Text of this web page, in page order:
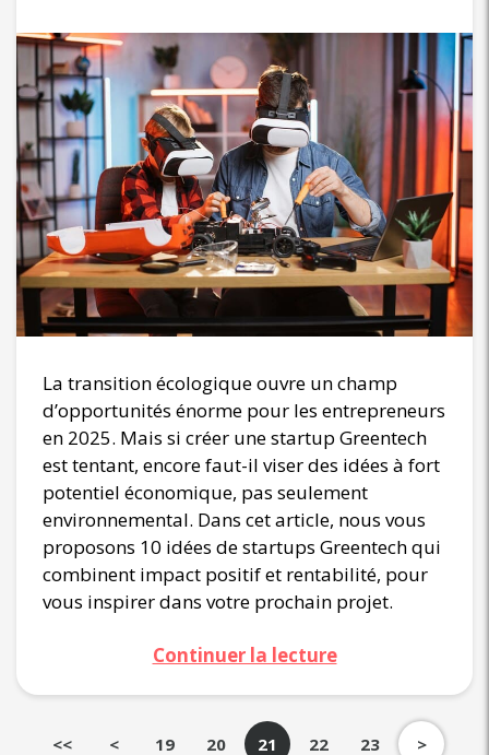
La transition écologique ouvre un champ
d’opportunités énorme pour les entrepreneurs
en 2025. Mais si créer une startup Greentech
est tentant, encore faut-il viser des idées à fort
potentiel économique, pas seulement
environnemental. Dans cet article, nous vous
proposons 10 idées de startups Greentech qui
combinent impact positif et rentabilité, pour
vous inspirer dans votre prochain projet.
Continuer la lecture
<< < 19 20 21 22 23 >